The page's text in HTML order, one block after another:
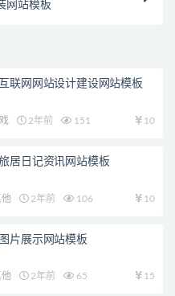
网站模板
联网网站设计建设网站模板
2年前 151 10
居日记资讯网站模板
2年前 106 10
片展示网站模板
2年前 65 15